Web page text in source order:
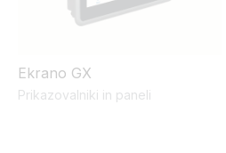
Ekrano GX
Prikazovalniki in paneli